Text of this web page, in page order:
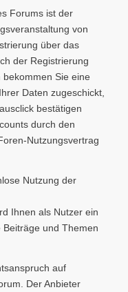
Forums ist der
von
über das
der Registrierung
Sie eine
Daten zugeschickt,
bestätigen
durch den
Nutzungsvertrag
Nutzung der
Ihnen als Nutzer ein
Beiträge und Themen
auf
Der Anbieter